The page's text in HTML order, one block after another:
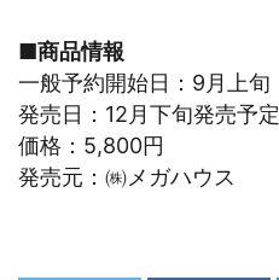
■商品情報
一般予約開始日：9月上旬
発売日：12月下旬発売予定
価格：5,800円
発売元：㈱メガハウス